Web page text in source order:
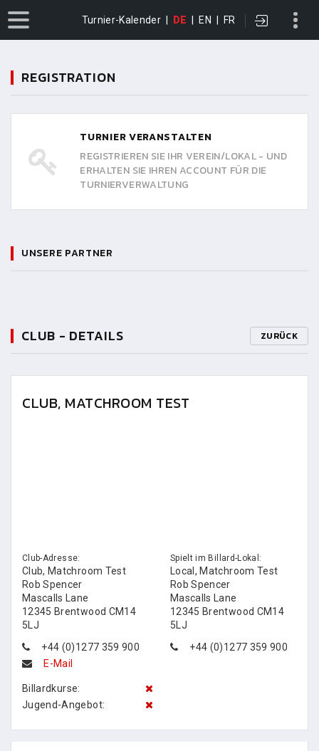
Turnier-Kalender DE EN FR
REGISTRATION
TURNIER VERANSTALTEN
REGISTRIEREN SIE IHR VEREIN/LOKAL - UND
ERHALTEN SIE IHREN ACCOUNT FÜR DIE
TURNIERVERWALTUNG
UNSERE PARTNER
CLUB - DETAILS ZURÜCK
CLUB, MATCHROOM TEST
Club-Adresse:
Club, Matchroom Test
Rob Spencer
Mascalls Lane
12345 Brentwood CM14
5LJ
+44 (0)1277 359 900
E-Mail
Billardkurse:
Jugend-Angebot:
Spielt im Billard-Lokal:
Local, Matchroom Test
Rob Spencer
Mascalls Lane
12345 Brentwood CM14
5LJ
+44 (0)1277 359 900